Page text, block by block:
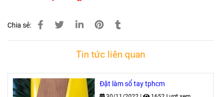
Chia sẻ:
Tin tức liên quan
Đặt làm sổ tay tphcm